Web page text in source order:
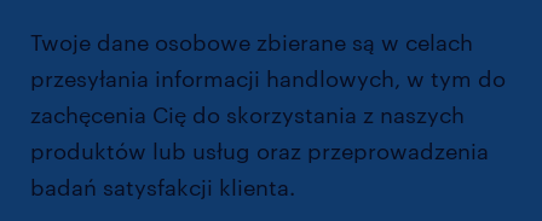
Twoje dane osobowe zbierane są w celach
przesyłania informacji handlowych, w tym do
zachęcenia Cię do skorzystania z naszych
produktów lub usług oraz przeprowadzenia
badań satysfakcji klienta.